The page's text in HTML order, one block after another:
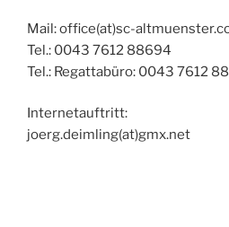
Mail: office(at)sc-
Tel.: 0043 7612 88694
Tel.: Regattabüro: 0043 7612
Internetauftritt:
joerg.deimling(at)gmx.net